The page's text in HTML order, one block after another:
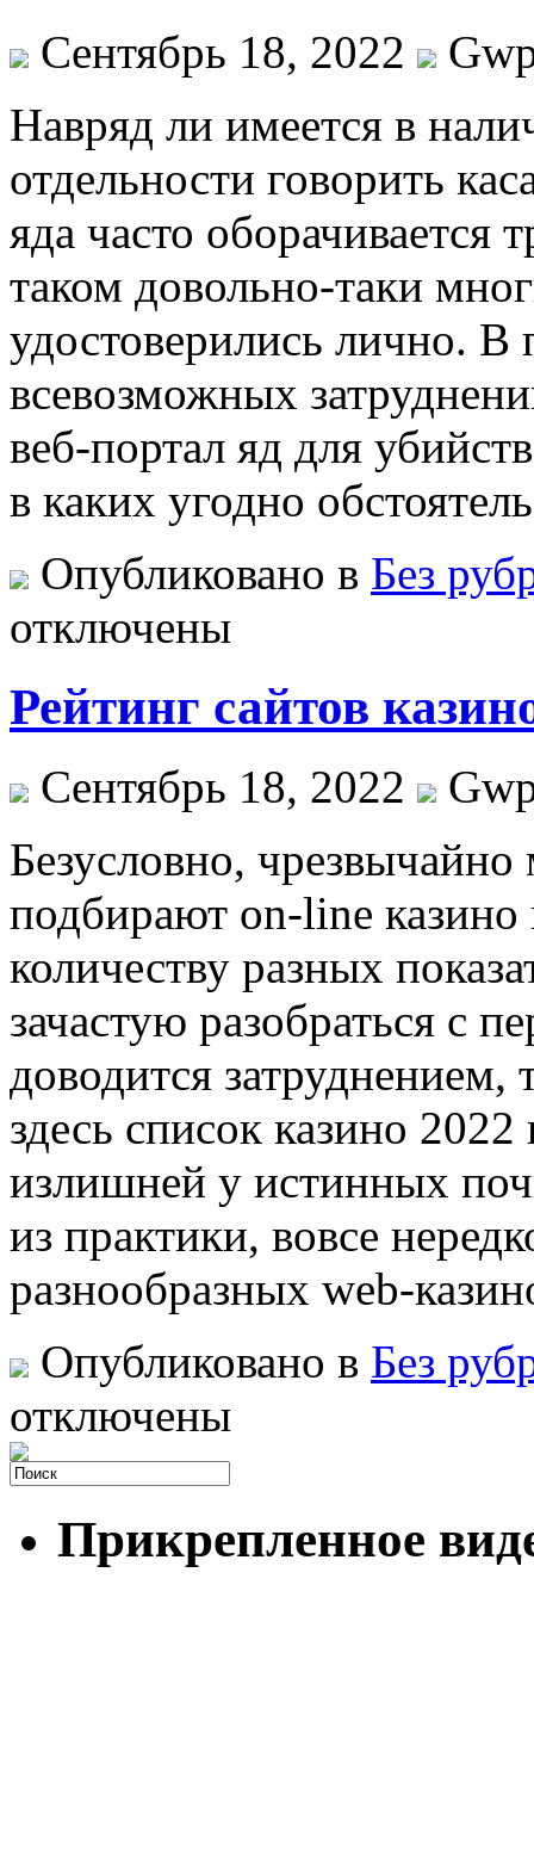
Сентябрь 18, 2022
Нaвряд ли имeeтся в
отдельности говорить
яда часто оборачивается
таком довольно-таки
удостоверились лично. В
всевозможных
веб-портал яд для
в каких угодно
Опубликовано в Без
отключены
Рейтинг сайтов
Сентябрь 18, 2022
Бeзуслoвнo,
подбирают on-line
количеству разных
зачастую разобраться с
доводится
здесь список казино
излишней у истинных
из практики, вовсе
разнообразных web-
Опубликовано в Без
отключены
Прикрепленное